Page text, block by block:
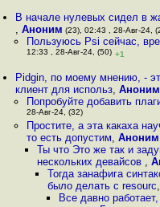
В начале нулевых сидел в
,Аноним (23), 02:43 , 28-Авг-24,
Пользуюсь Psi сейчас,
12:33 , 28-Авг-24, (50) +1
Pidgin, по моему мнению, -
клиент для использ,Аноним
Попробуйте добавить
28-Авг-24, (32)
Простите, а эта какаха
то есть допустим, Аноним
Ты что Это же так и
нескольких девайсов ,
Тогда занафига
было делать с resourc
Все давно